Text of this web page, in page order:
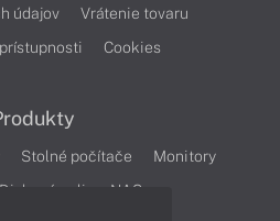
údajov
Vrátenie tovaru
Cookies
Stolné počítače
Monitory
Diskové polia a NAS